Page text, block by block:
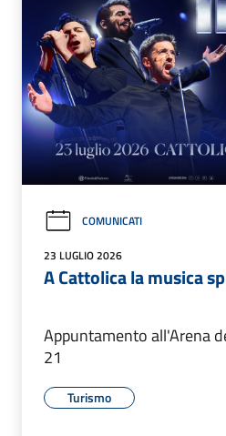
COMUNICATI
23 LUGLIO 2026
A Cattolica la musica
Appuntamento all'Arena
21
Turismo